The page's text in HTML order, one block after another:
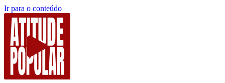
Ir para o conteúdo